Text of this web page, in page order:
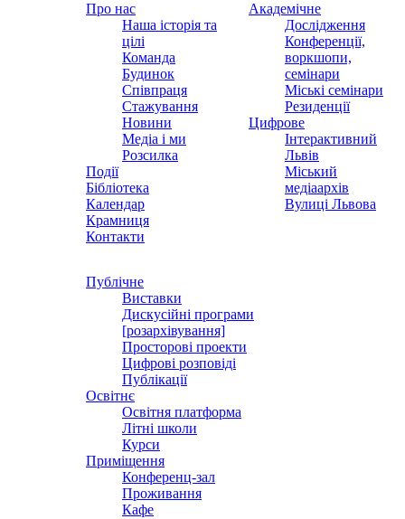
Про нас
Наша історія та
цілі
Команда
Будинок
Співпраця
Стажування
Новини
Медіа і ми
Розсилка
Події
Бібліотека
Календар
Крамниця
Контакти
Академічне
Дослідження
Конференції,
воркшопи,
семінари
Міські семінари
Резиденції
Цифрове
Інтерактивний
Львів
Міський
медіаархів
Вулиці Львова
Публічне
Виставки
Дискусійні програми
[розархівування]
Просторові проекти
Цифрові розповіді
Публікації
Освітнє
Освітня платформа
Літні школи
Курси
Приміщення
Конференц-зал
Проживання
Кафе